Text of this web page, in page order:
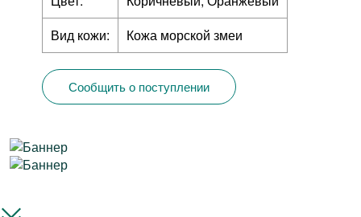
Вид кожи:
Кожа морской змеи
Сообщить о поступлении